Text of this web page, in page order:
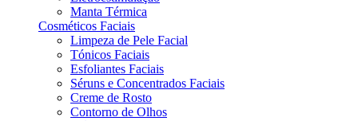
Manta Térmica
Cosméticos Faciais
Limpeza de Pele Facial
Tónicos Faciais
Esfoliantes Faciais
Séruns e Concentrados Faciais
Creme de Rosto
Contorno de Olhos